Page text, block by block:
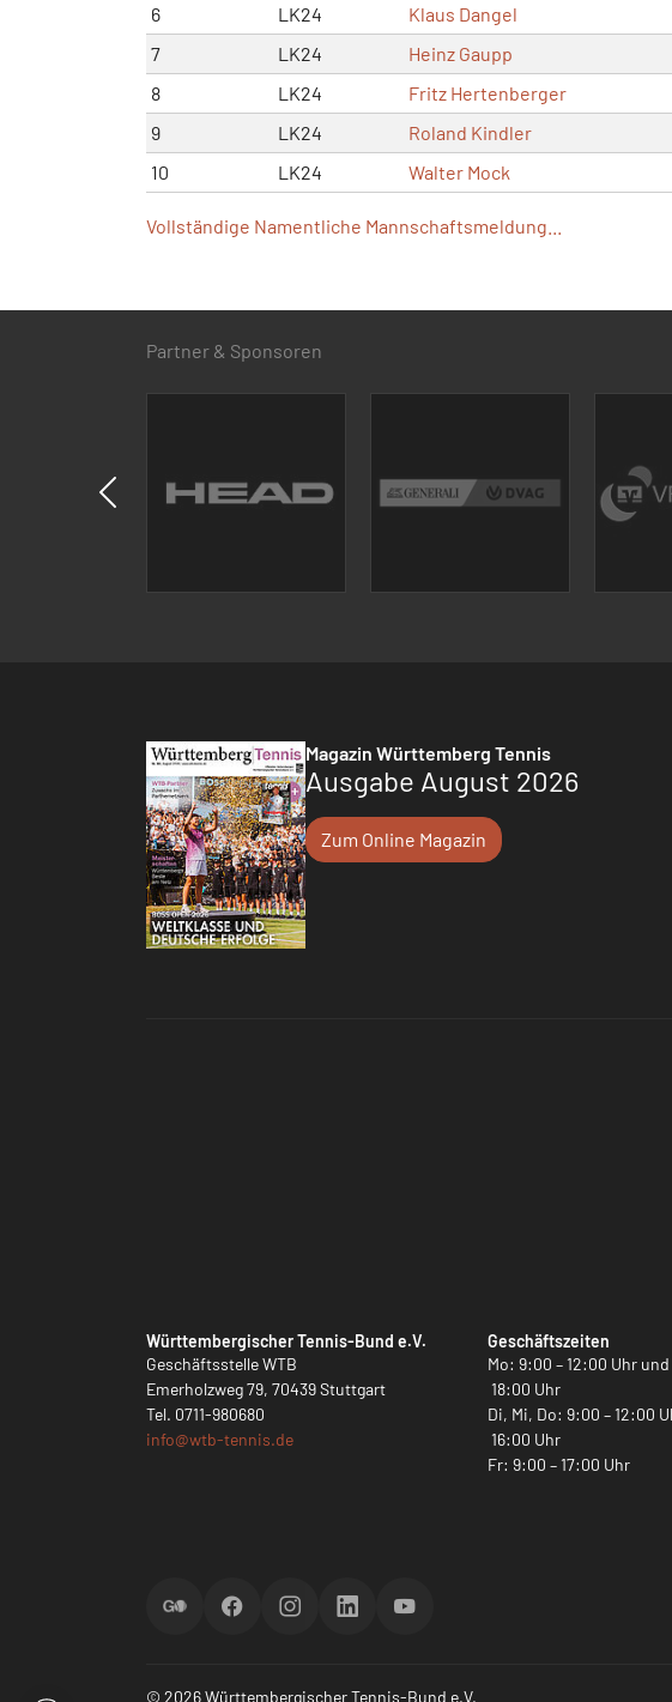
6
LK24 Klaus Dangel
7
LK24 Heinz Gaupp
8
LK24 Fritz Hertenberger
9
LK24 Roland Kindler
10
LK24 Walter Mock
Vollständige Namentliche Mannschaftsmeldung...
Partner & Sponsoren
Magazin Württemberg Tennis
Ausgabe August 2026
Zum Online Magazin
Württembergischer Tennis-Bund e.V.
Geschäftsstelle WTB
Emerholzweg 79, 70439 Stuttgart
Tel. 0711-980680
info@wtb-tennis.de
Geschäftszeiten
Mo: 9:00 – 12:00 Uhr und
18:00 Uhr
Di, Mi, Do: 9:00 – 12:00
16:00 Uhr
Fr: 9:00 – 17:00 Uhr
ScoreGOFacebookInstagramLinkedInYouTube
© 2026 Württembergischer Tennis-Bund e.V.